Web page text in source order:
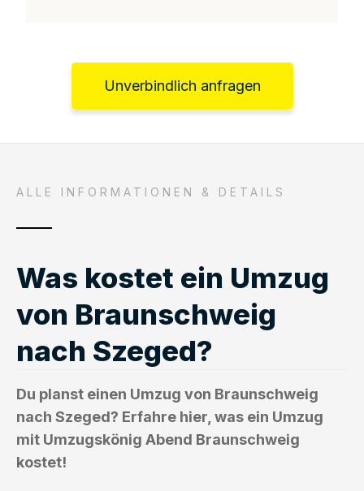
Unverbindlich anfragen
ALLE INFORMATIONEN & DETAILS
Was kostet ein Umzug
von Braunschweig
nach Szeged?
Du planst einen Umzug von Braunschweig
nach Szeged? Erfahre hier, was ein Umzug
mit Umzugskönig Abend Braunschweig
kostet!